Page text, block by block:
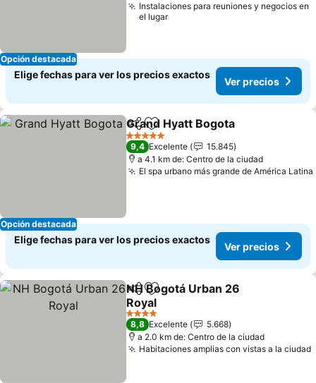
Opción destacada
Instalaciones para reuniones y negocios en
el lugar
Elige fechas para ver los precios exactos
Ver precios
Opción destacada
CompartirAgregar a favoritos
Grand Hyatt Bogota
5 Estrellas
9,4 Excelente
15.845
a 4.1 km de: Centro de la ciudad
El spa urbano más grande de América Latina
Elige fechas para ver los precios exactos
Ver precios
CompartirAgregar a favoritos
NH Bogotá Urban 26
Royal
Ver precios
4 Estrellas
8,8 Excelente
5.668
a 2.0 km de: Centro de la ciudad
Habitaciones amplias con vistas a la ciudad